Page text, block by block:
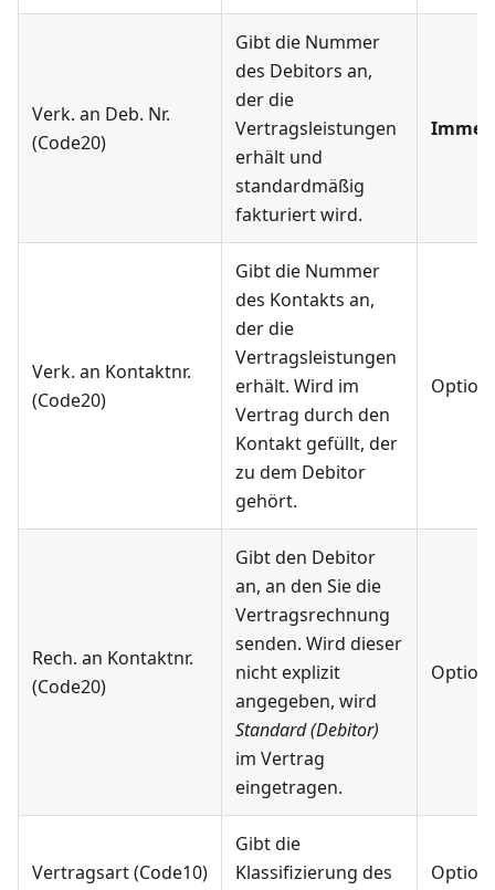
Verk. an Deb. Nr.
(Code20)
Gibt die Nummer
des Debitors an,
der die
Vertragsleistungen
erhält und
standardmäßig
fakturiert wird.
Immer
Verk. an Kontaktnr.
(Code20)
Gibt die Nummer
des Kontakts an,
der die
Vertragsleistungen
erhält. Wird im
Vertrag durch den
Kontakt gefüllt, der
zu dem Debitor
gehört.
Rech. an Kontaktnr.
(Code20)
Gibt den Debitor
an, an den Sie die
Vertragsrechnung
senden. Wird dieser
nicht explizit
angegeben, wird
Standard (Debitor)
im Vertrag
eingetragen.
Vertragsart (Code10)
Gibt die
Klassifizierung des